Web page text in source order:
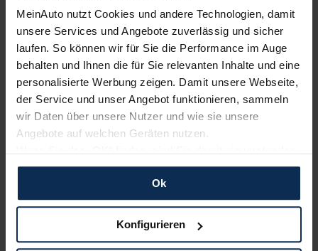
MeinAuto nutzt Cookies und andere Technologien, damit
unsere Services und Angebote zuverlässig und sicher
laufen. So können wir für Sie die Performance im Auge
behalten und Ihnen die für Sie relevanten Inhalte und eine
personalisierte Werbung zeigen. Damit unsere Webseite,
der Service und unser Angebot funktionieren, sammeln
wir Daten über unsere Nutzer und wie sie unsere
Angebote auf welchen Geräten nutzen.
und erlauben uns Cookies für unseren Service zu
verwenden und diese Daten an Dritte weiterzugeben,
etwa an unsere Marketingpartner. Falls Sie dem nicht
zustimmen möchten, beschränken wir uns auf die
Ok
Konfigurieren
ab919€/Monat
Neuwagen DEAL
BMW X3 20 xDrive